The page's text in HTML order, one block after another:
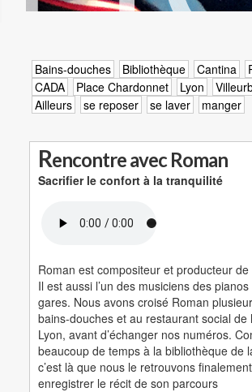
Bains-douches Bibliothèque Cantina
CADA
Place Chardonnet Lyon
Ailleurs
se reposer se laver manger
Rencontre avec Roman
Sacrifier le confort à la tranquilité
Roman est compositeur et producteur
Il est aussi l’un des musiciens des
gares. Nous avons croisé Roman
bains-douches et au restaurant social de
Lyon, avant d’échanger nos numéros.
beaucoup de temps à la bibliothèque de
c’est là que nous le retrouvons
enregistrer le récit de son parcours